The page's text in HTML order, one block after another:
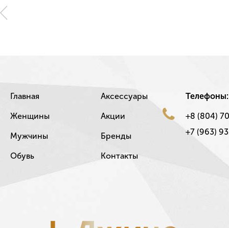
Главная
Женщины
Мужчины
Обувь
Аксессуары
Акции
Бренды
Контакты
Телефоны:
+8 (804)
+7 (963)